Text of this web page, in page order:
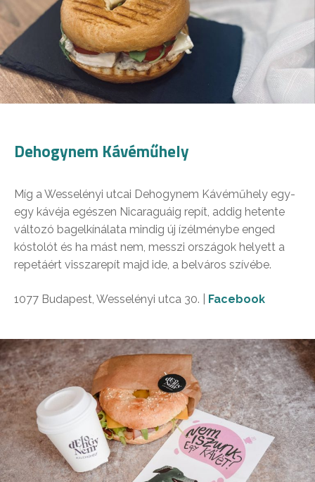
Dehogynem Kávéműhely
Míg a Wesselényi utcai Dehogynem Kávéműhely egy-
egy kávéja egészen Nicaraguáig repít, addig hetente
változó bagelkínálata mindig új ízélménybe enged
kóstolót és ha mást nem, messzi országok helyett a
repetáért visszarepít majd ide, a belváros szívébe.
1077 Budapest, Wesselényi utca 30. | Facebook